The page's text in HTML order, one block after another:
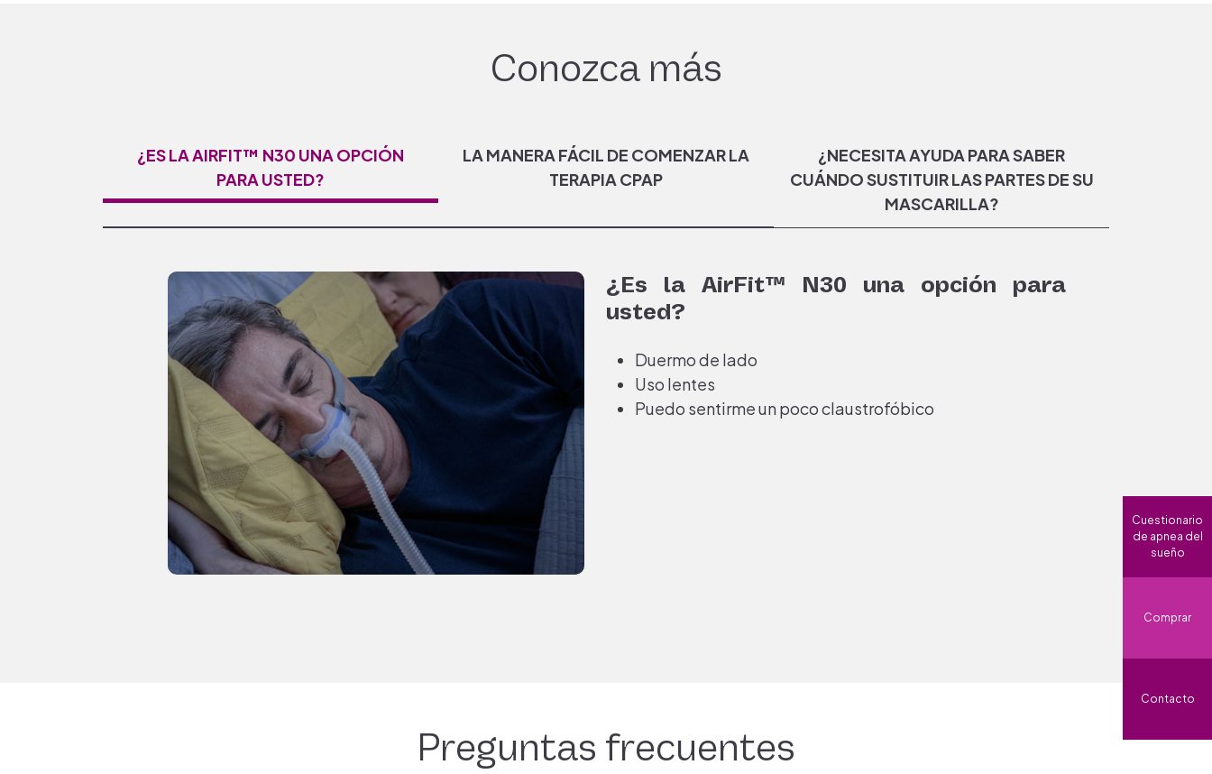
Cuestionario
de apnea del
sueño
Comprar
Contacto
Conozca más
¿ES LA AIRFIT™ N30 UNA OPCIÓN
PARA USTED?
LA MANERA FÁCIL DE COMENZAR LA
TERAPIA CPAP
¿NECESITA AYUDA PARA SABER
CUÁNDO SUSTITUIR LAS PARTES DE SU
MASCARILLA?
¿Es la AirFit™ N30 una opción para
usted?
Duermo de lado
Uso lentes
Puedo sentirme un poco claustrofóbico
Preguntas frecuentes